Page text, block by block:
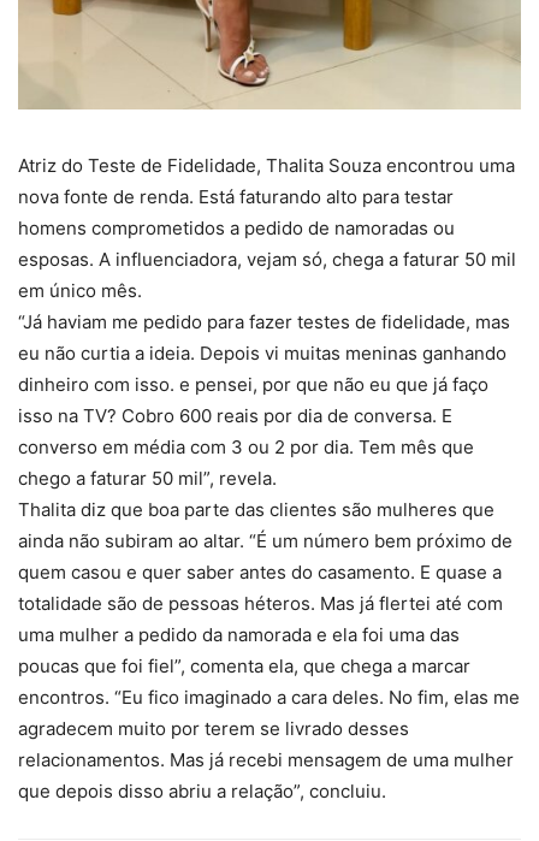
Atriz do Teste de Fidelidade, Thalita Souza encontrou uma
nova fonte de renda. Está faturando alto para testar
homens comprometidos a pedido de namoradas ou
esposas. A influenciadora, vejam só, chega a faturar 50 mil
em único mês.
“Já haviam me pedido para fazer testes de fidelidade, mas
eu não curtia a ideia. Depois vi muitas meninas ganhando
dinheiro com isso. e pensei, por que não eu que já faço
isso na TV? Cobro 600 reais por dia de conversa. E
converso em média com 3 ou 2 por dia. Tem mês que
chego a faturar 50 mil”, revela.
Thalita diz que boa parte das clientes são mulheres que
ainda não subiram ao altar. “É um número bem próximo de
quem casou e quer saber antes do casamento. E quase a
totalidade são de pessoas héteros. Mas já flertei até com
uma mulher a pedido da namorada e ela foi uma das
poucas que foi fiel”, comenta ela, que chega a marcar
encontros. “Eu fico imaginado a cara deles. No fim, elas me
agradecem muito por terem se livrado desses
relacionamentos. Mas já recebi mensagem de uma mulher
que depois disso abriu a relação”, concluiu.